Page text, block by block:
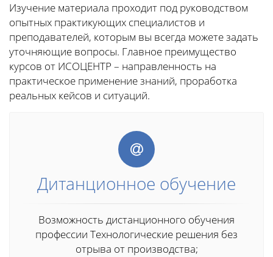
Изучение материала проходит под руководством
опытных практикующих специалистов и
преподавателей, которым вы всегда можете задать
уточняющие вопросы. Главное преимущество
курсов от ИСОЦЕНТР – направленность на
практическое применение знаний, проработка
реальных кейсов и ситуаций.
Дитанционное обучение
Возможность дистанционного обучения
профессии Технологические решения без
отрыва от производства;